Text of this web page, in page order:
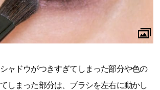
ャドウがつきすぎてしまった部分や色の
しまった部分は、ブラシを左右に動かし